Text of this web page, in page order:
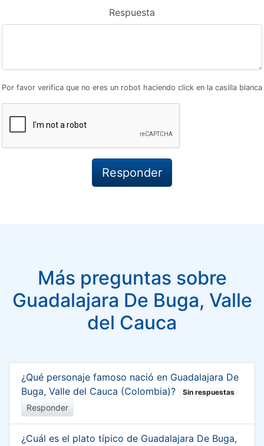
Respuesta
Por favor verifica que no eres un robot haciendo click en la casilla blanca
Más preguntas sobre
Guadalajara De Buga, Valle
del Cauca
¿Qué personaje famoso nació en Guadalajara De
Buga, Valle del Cauca (Colombia)?
Sin respuestas
Responder
¿Cuál es el plato típico de Guadalajara De Buga,